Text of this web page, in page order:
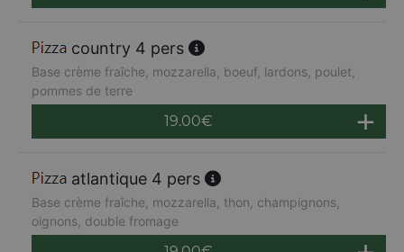
country 4 pers
Base crème fraîche, mozzarella, boeuf, lardons, poulet,
pommes de terre
19.00€
atlantique 4 pers
Base crème fraîche, mozzarella, thon, champignons,
oignons, double fromage